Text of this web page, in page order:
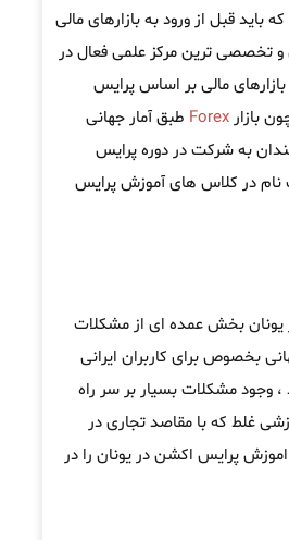
قبل از ورود به بازارهای مالی
و تخصصی ترین مرکز علمی فعال در
مالی بر اساس پرایس
بازار Forex طبق آمار جهانی
مندان به شرکت در دوره پرایس
در کلاس های آموزش پرایس
یونان بخش عمده ای از مشکلات
بخصوص برای کاربران ایرانی
، وجود مشکلات بسیار بر سر راه
غلط که با مقاصد تجاری در
پرایس اکشن در یونان را در